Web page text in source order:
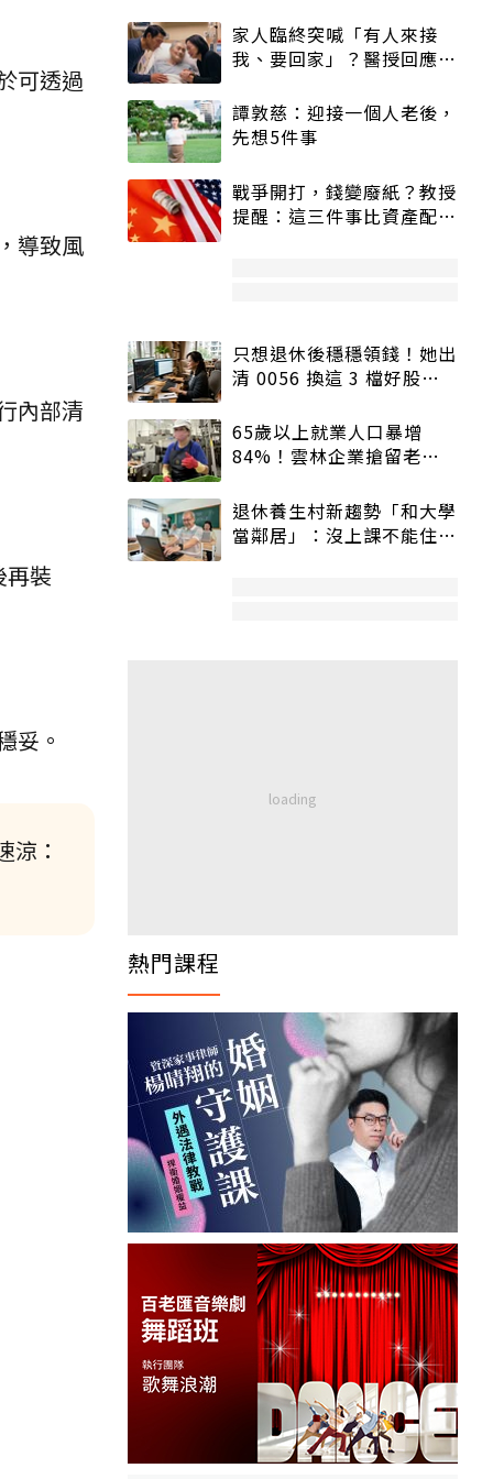
可透過
導致風
內部清
再裝
妥。
涼：
家人臨終突喊「有人來接
我、要回家」？醫授回應方
譚敦慈：迎接一個人老後，
先想5件事
戰爭開打，錢變廢紙？教授
提醒：這三件事比資產配置
只想退休後穩穩領錢！她出
清 0056 換這 3 檔好股：
65歲以上就業人口暴增
84%！雲林企業搶留老員
退休養生村新趨勢「和大學
當鄰居」：沒上課不能住、
熱門課程